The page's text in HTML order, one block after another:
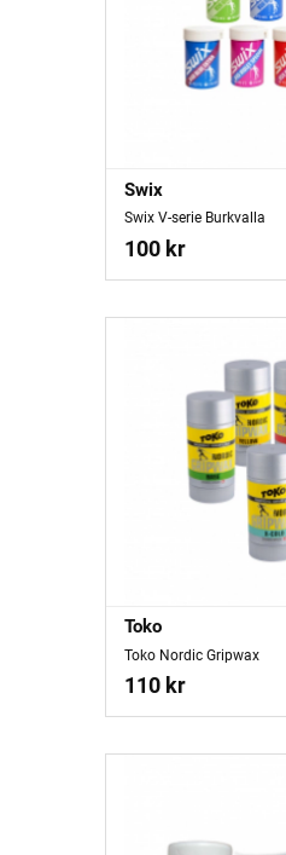
Swix
Swix V-serie Burkvalla
100 kr
Toko
Toko Nordic Gripwax
110 kr